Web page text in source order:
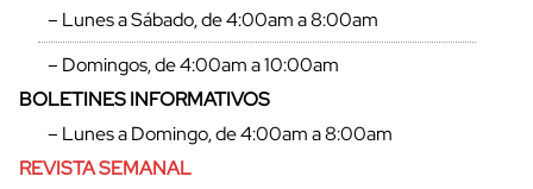
– Lunes a Sábado, de 4:00am a 8:00am
– Domingos, de 4:00am a 10:00am
BOLETINES INFORMATIVOS
– Lunes a Domingo, de 4:00am a 8:00am
REVISTA SEMANAL